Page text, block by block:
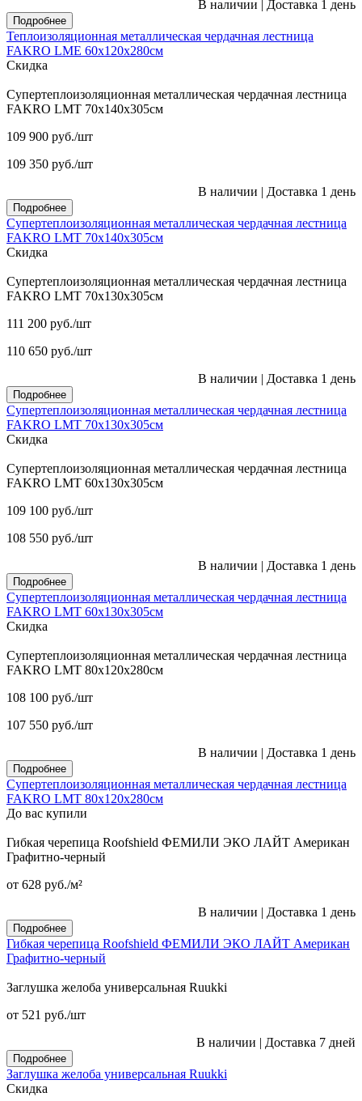
В наличии Доставка 1 день
Подробнее
Теплоизоляционная металлическая чердачная лестница
FAKRO LME 60х120х280см
Скидка
Супертеплоизоляционная металлическая чердачная лестница
FAKRO LMT 70х140х305см
109 900 руб./шт
109 350 руб./шт
В наличии | Доставка 1 день
Подробнее
Супертеплоизоляционная металлическая чердачная лестница
FAKRO LMT 70х140х305см
Скидка
Супертеплоизоляционная металлическая чердачная лестница
FAKRO LMT 70х130х305см
111 200 руб./шт
110 650 руб./шт
В наличии | Доставка 1 день
Подробнее
Супертеплоизоляционная металлическая чердачная лестница
FAKRO LMT 70х130х305см
Скидка
Супертеплоизоляционная металлическая чердачная лестница
FAKRO LMT 60х130х305см
109 100 руб./шт
108 550 руб./шт
В наличии | Доставка 1 день
Подробнее
Супертеплоизоляционная металлическая чердачная лестница
FAKRO LMT 60х130х305см
Скидка
Супертеплоизоляционная металлическая чердачная лестница
FAKRO LMT 80х120х280см
108 100 руб./шт
107 550 руб./шт
В наличии | Доставка 1 день
Подробнее
Супертеплоизоляционная металлическая чердачная лестница
FAKRO LMT 80х120х280см
До вас купили
Гибкая черепица Roofshield ФЕМИЛИ ЭКО ЛАЙТ Американ
Графитно-черный
от 628 руб./м²
В наличии | Доставка 1 день
Подробнее
Гибкая черепица Roofshield ФЕМИЛИ ЭКО ЛАЙТ Американ
Графитно-черный
Заглушка желоба универсальная Ruukki
от 521 руб./шт
В наличии | Доставка 7 дней
Подробнее
Заглушка желоба универсальная Ruukki
Скидка